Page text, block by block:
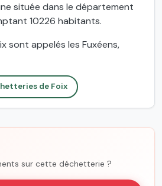
située dans le département
10226 habitants.
sont appelés les Fuxéens,
de Foix
sur cette déchetterie ?